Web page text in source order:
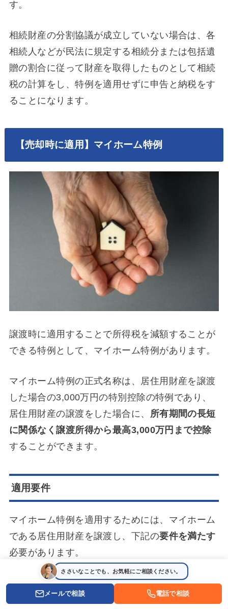
す。
相続財産の分割協議が成立していない場合は、各
相続人などが民法に規定する相続分または包括遺
贈の割合に従って財産を取得したものとして相続
税の計算をし、特例を適用せずに申告と納税をす
ることになります。
【売却時に適用】マイホーム特例
譲渡時に適用することで所得税を減額することが
できる特例として、マイホーム特例があります。
マイホーム特例の正式名称は、居住用財産を譲渡
した場合の3,000万円の特別控除の特例であり、
居住用財産の譲渡をした場合に、 所有期間の長短
に関係なく譲渡所得から最高3,000万円まで控除
することができます。
適用要件
マイホーム特例を適用するためには、マイホーム
である居住用財産を譲渡し、下記の要件を満たす
必要があります。
この適用対象となる財産には、この特例の適用を
受けることだけを目的として入居したと認められ
ささいなことでも、お気軽にご相談ください。
メールで相談 電話で相談